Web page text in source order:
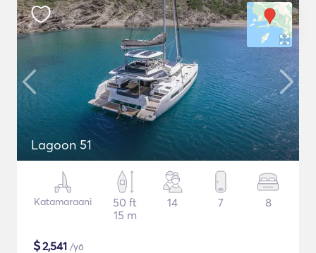
Lagoon 51
Katamaraani
50 ft
15 m
14 7 8
$2,541 /yö